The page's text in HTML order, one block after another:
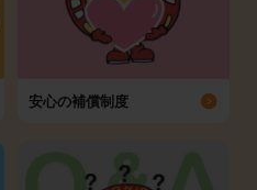
安心の補償制度